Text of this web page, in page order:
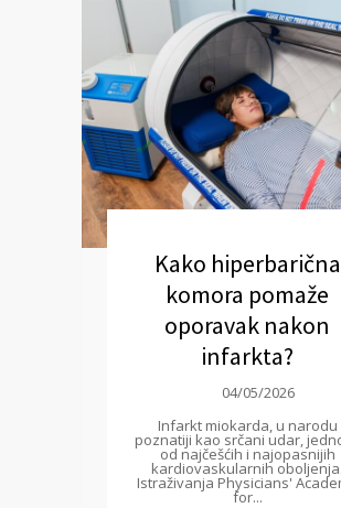
Kako hiperbarična
komora pomaže
oporavak nakon
infarkta?
04/05/2026
Infarkt miokarda, u narodu
poznatiji kao srčani udar,
od najčešćih i najopasnijih
kardiovaskularnih oboljenja.
Istraživanja Physicians'
for...